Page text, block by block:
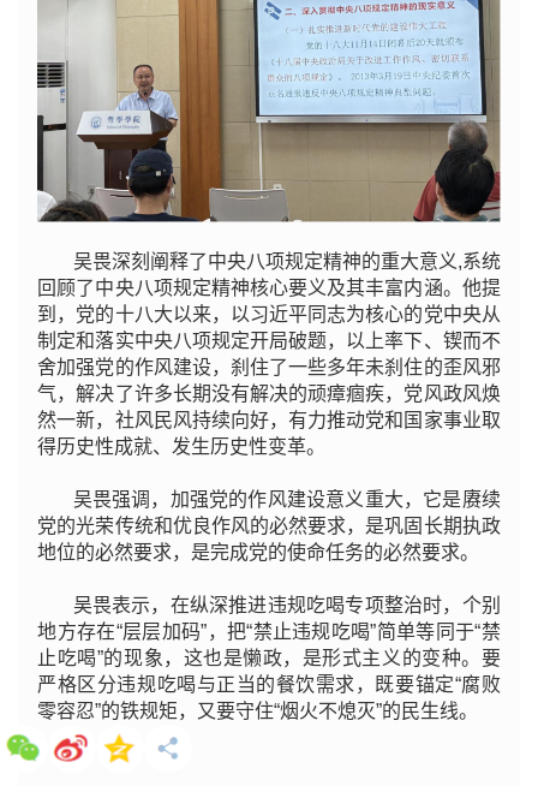
吴畏深刻阐释了中央八项规定精神的重大意义,系统
回顾了中央八项规定精神核心要义及其丰富内涵。他提
到，党的十八大以来，以习近平同志为核心的党中央从
制定和落实中央八项规定开局破题，以上率下、锲而不
舍加强党的作风建设，刹住了一些多年未刹住的歪风邪
气，解决了许多长期没有解决的顽瘴痼疾，党风政风焕
然一新，社风民风持续向好，有力推动党和国家事业取
得历史性成就、发生历史性变革。
吴畏强调，加强党的作风建设意义重大，它是赓续
党的光荣传统和优良作风的必然要求，是巩固长期执政
地位的必然要求，是完成党的使命任务的必然要求。
吴畏表示，在纵深推进违规吃喝专项整治时，个别
地方存在“层层加码”，把“禁止违规吃喝”简单等同于“禁
止吃喝”的现象，这也是懒政，是形式主义的变种。要
严格区分违规吃喝与正当的餐饮需求，既要锚定“腐败
零容忍”的铁规矩，又要守住“烟火不熄灭”的民生线。